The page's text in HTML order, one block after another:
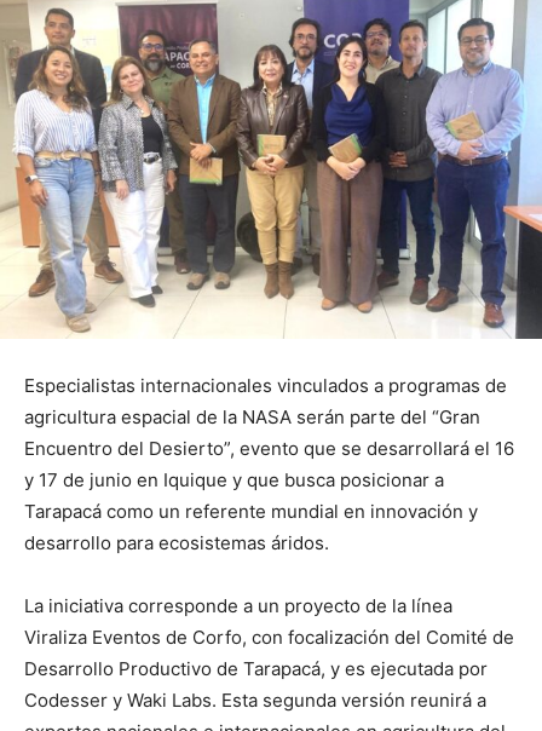
Especialistas internacionales vinculados a programas de
agricultura espacial de la NASA serán parte del “Gran
Encuentro del Desierto”, evento que se desarrollará el 16
y 17 de junio en Iquique y que busca posicionar a
Tarapacá como un referente mundial en innovación y
desarrollo para ecosistemas áridos.
La iniciativa corresponde a un proyecto de la línea
Viraliza Eventos de Corfo, con focalización del Comité de
Desarrollo Productivo de Tarapacá, y es ejecutada por
Codesser y Waki Labs. Esta segunda versión reunirá a